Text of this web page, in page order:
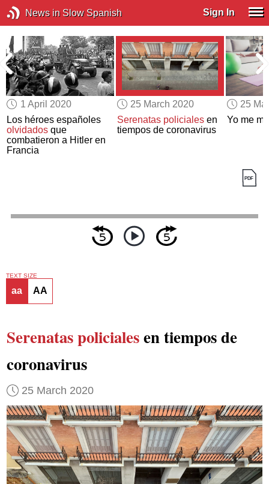
News in Slow Spanish Sign In
1 April 2020
Los héroes españoles
olvidados que
combatieron a Hitler en
Francia
25 March 2020
Serenatas policialesen
tiempos de coronavirus
25
Yo me
TEXT SIZE
aa AA
Serenatas policialesen tiempos de
coronavirus
25 March 2020